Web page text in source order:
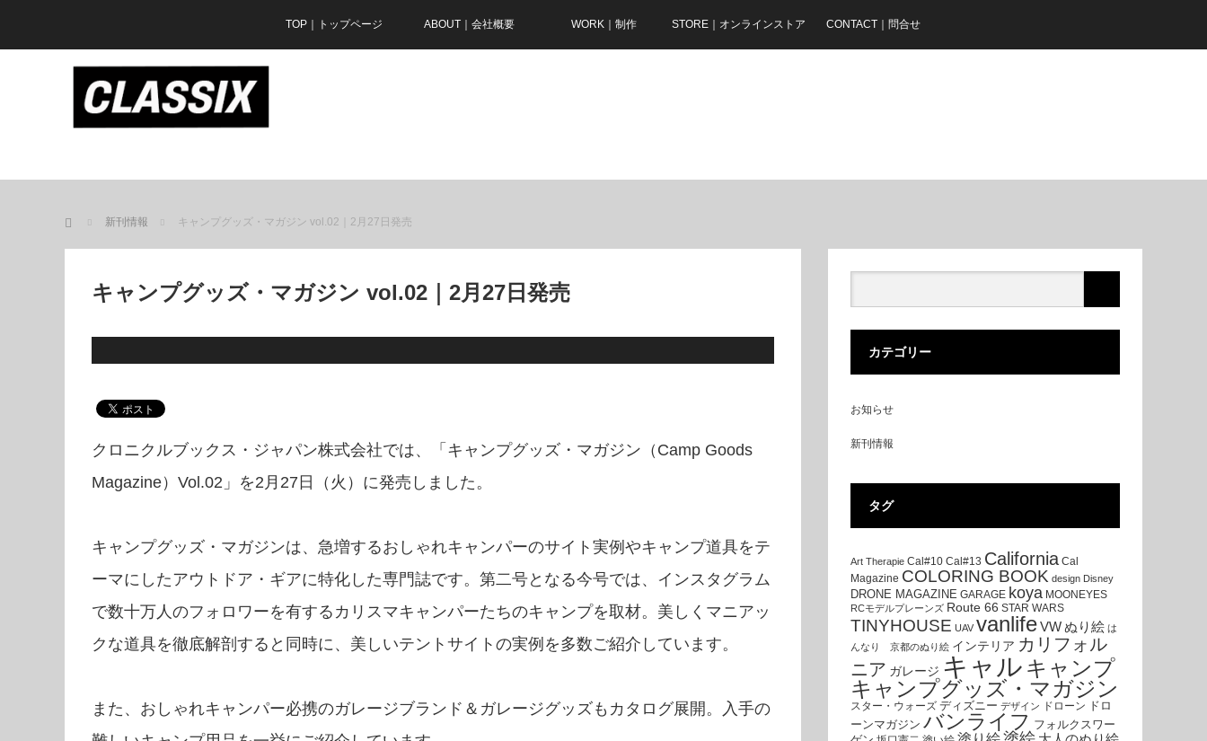
TOP｜トップページ ABOUT｜会社概要 WORK｜制作 STORE｜オンラインストア CONTACT｜問合せ
ホーム 新刊情報 キャンプグッズ・マガジン vol.02｜2月27日発売
キャンプグッズ・マガジン vol.02｜2月27日発売
クロニクルブックス・ジャパン株式会社では、「キャンプグッズ・マガジン（Camp Goods
Magazine）Vol.02」を2月27日（火）に発売しました。
キャンプグッズ・マガジンは、急増するおしゃれキャンパーのサイト実例やキャンプ道具をテ
ーマにしたアウトドア・ギアに特化した専門誌です。第二号となる今号では、インスタグラム
で数十万人のフォロワーを有するカリスマキャンパーたちのキャンプを取材。美しくマニアッ
クな道具を徹底解剖すると同時に、美しいテントサイトの実例を多数ご紹介しています。
また、おしゃれキャンパー必携のガレージブランド＆ガレージグッズもカタログ展開。入手の
カテゴリー
お知らせ
新刊情報
タグ
Art Therapie Cal#10 Cal#13 California Cal
Magazine COLORING BOOK design Disney
DRONE MAGAZINE GARAGE koya MOONEYES
RCモデルプレーンズ Route 66 STAR WARS
TINYHOUSE UAV vanlifeVWぬり絵 は
んなり 京都のぬり絵 インテリア カリフォル
ニア ガレージ キャル キャンプ
キャンプグッズ・マガジン
スター・ウォーズ ディズニー デザイン ドローン ドロ
ーンマガジン バンライフ フォルクスワー